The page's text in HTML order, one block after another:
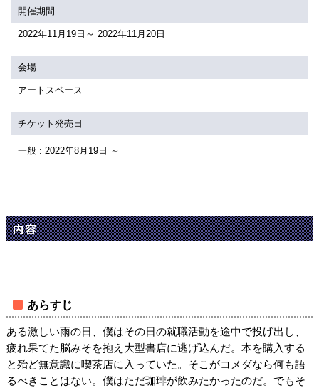
アクセシビリティ/
サービス
会員制度のご案内
座席表
プラットニュース
交通アクセス
開催期間
2022年11月19日～ 2022年11月20日
会場
アートスペース
チケット発売日
一般 : 2022年8月19日 ～
内容
あらすじ
ある激しい雨の日、僕はその日の就職活動を途中で投げ出し、
疲れ果てた脳みそを抱え大型書店に逃げ込んだ。本を購入する
と殆ど無意識に喫茶店に入っていた。そこがコメダなら何も語
るべきことはない。僕はただ珈琲が飲みたかったのだ。でもそ